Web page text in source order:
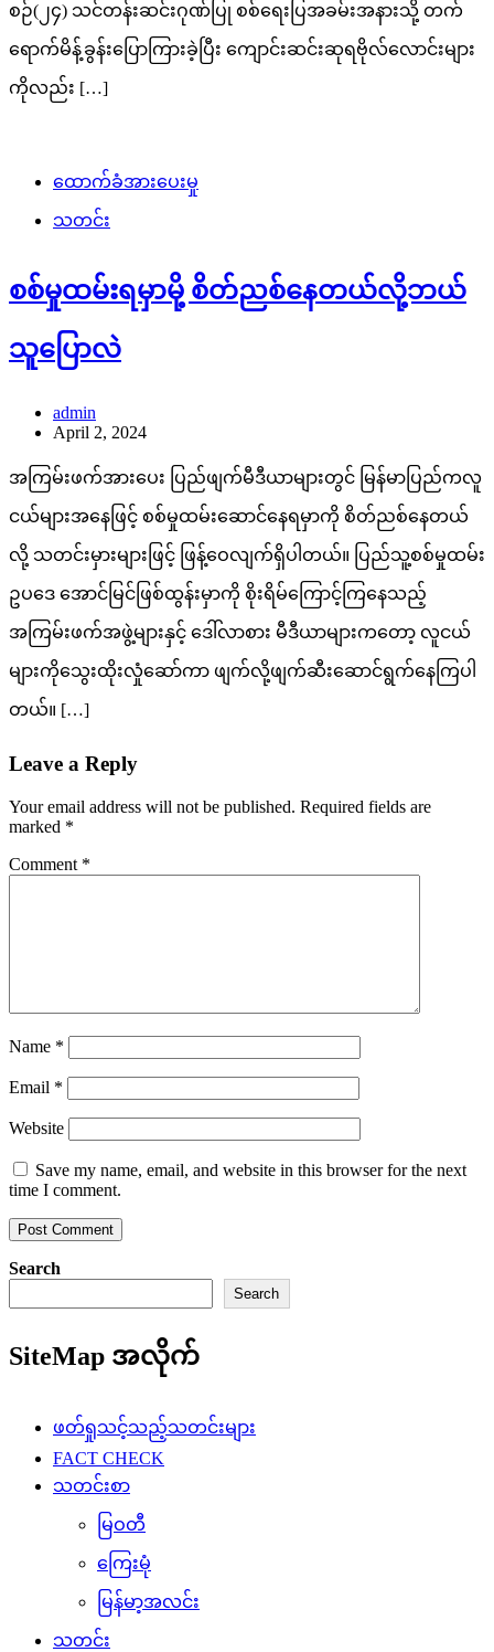
စဉ်(၂၄) သင်တန်းဆင်းဂုဏ်ပြု စစ်ရေးပြအခမ်းအနားသို့ တက်
ရောက်မိန့်ခွန်းပြောကြားခဲ့ပြီး ကျောင်းဆင်းဆုရဗိုလ်လောင်းများ
ကိုလည်း […]
ထောက်ခံအားပေးမှု
သတင်း
စစ်မှုထမ်းရမှာမို့ စိတ်ညစ်နေတယ်လို့ဘယ်
သူပြောလဲ
admin
April 2, 2024
အကြမ်းဖက်အားပေး ပြည်ဖျက်မီဒီယာများတွင် မြန်မာပြည်ကလူ
ငယ်များအနေဖြင့် စစ်မှုထမ်းဆောင်နေရမှာကို စိတ်ညစ်နေတယ်
လို့ သတင်းမှားများဖြင့် ဖြန့်ဝေလျက်ရှိပါတယ်။ ပြည်သူ့စစ်မှုထမ်း
ဥပဒေ အောင်မြင်ဖြစ်ထွန်းမှာကို စိုးရိမ်ကြောင့်ကြနေသည့်
အကြမ်းဖက်အဖွဲ့များနှင့် ဒေါ်လာစား မီဒီယာများကတော့ လူငယ်
များကိုသွေးထိုးလှုံဆော်ကာ ဖျက်လို့ဖျက်ဆီးဆောင်ရွက်နေကြပါ
တယ်။ […]
Leave a Reply
Your email address will not be published. Required fields are
marked *
Comment *
Name *
Email *
Website
Save my name, email, and website in this browser for the next
time I comment.
Search
Search
SiteMap အလိုက်
ဖတ်ရှုသင့်သည့်သတင်းများ
FACT CHECK
သတင်းစာ
မြဝတီ
ကြေးမုံ
မြန်မာ့အလင်း
သတင်း